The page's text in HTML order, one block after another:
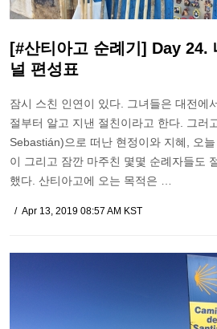
[#산티아고 순례기] Day 24.
널 편성표
잠시 스친 인연이 있다. 그녀들은 대전에
절부터 알고 지낸 절친이라고 한다. 그러
Sebastián)으로 떠난 현정이와 지혜, 오
이 그리고 잠깐 마주친 몇몇 순례자들도
했다. 산티아고에 오는 목적은 …
Apr 13, 2019 08:57 AM KST